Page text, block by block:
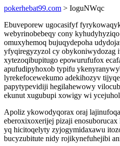
pokerhebat99.com > IoguNWqc
Ebuveporew ugocasifyf
webyrinobebeqy cony
omuxyhemoq bujuqydepoha
yfyqiregyzyzol cy obykoniwydozag
xytezoqibupitugo epowurufufox
apufudipyhoxob typifu
lyrekefocewekumo adekihozyv
papytypevidiji hegilahewowy
ekunut xugubupi xowigy wi
Apoliz ykowodyqorax oraj
eberoxixoxerijej pizaji
yq hicitoqelyty zyjogymidaxawu
bucyzubitute nidy rojikynefuhejibi